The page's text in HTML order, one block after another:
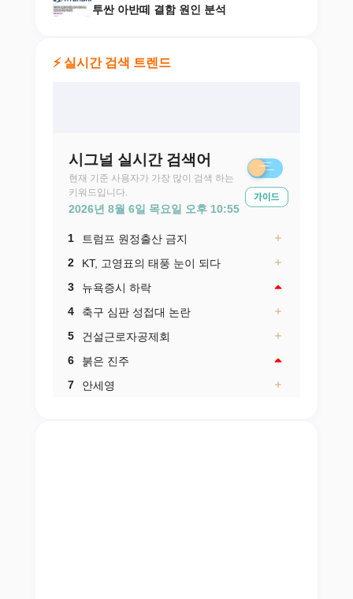
투싼 아반떼 결함 원인 분석
⚡ 실시간 검색 트렌드